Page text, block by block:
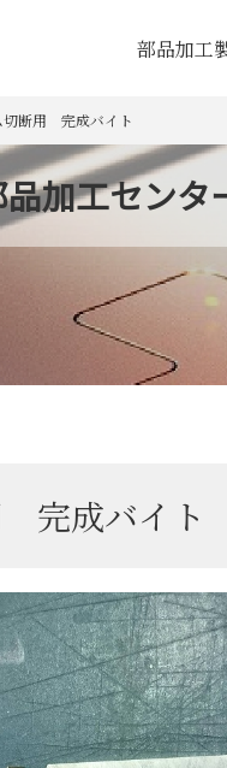
部品加工
切断用 完成バイト
加工センタ
完成バイト